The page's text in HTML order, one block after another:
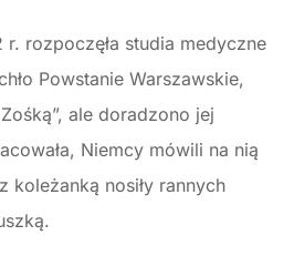
rozpoczęła studia medyczne
Powstanie Warszawskie,
ale doradzono jej
Niemcy mówili na nią
koleżanką nosiły rannych